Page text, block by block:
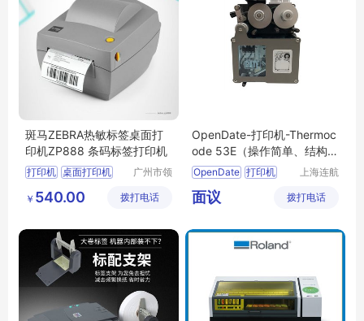
斑马ZEBRA热敏标签桌面打
印机ZP888 条码标签打印机
打印机 桌面打印机
热敏标签桌面打印机
广州市领
科技有限
￥ 540.00 拨打电话
OpenDate-打印机-Thermoc
ode 53E（操作简单、结构紧
凑）
OpenDate 打印机
Thermocode53E
英国OpenDate
上海连航
有限公司
面议 拨打电话